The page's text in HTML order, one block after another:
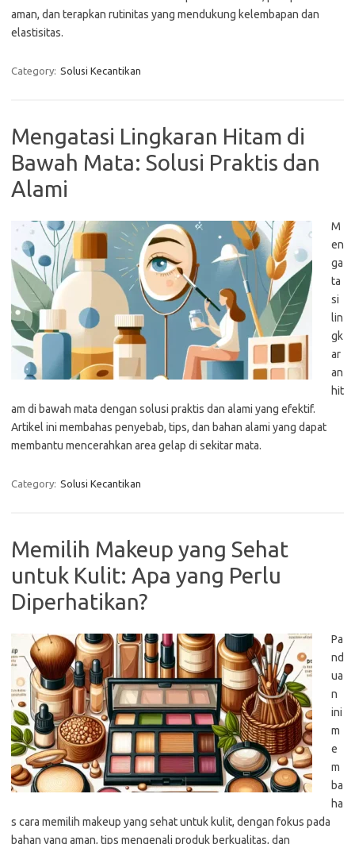
aman, dan terapkan rutinitas yang mendukung kelembapan dan
elastisitas.
Category: Solusi Kecantikan
Mengatasi Lingkaran Hitam di
Bawah Mata: Solusi Praktis dan
Alami
M
en
ga
ta
si
lin
gk
ar
an
hit
am di bawah mata dengan solusi praktis dan alami yang efektif.
Artikel ini membahas penyebab, tips, dan bahan alami yang dapat
membantu mencerahkan area gelap di sekitar mata.
Category: Solusi Kecantikan
Memilih Makeup yang Sehat
untuk Kulit: Apa yang Perlu
Diperhatikan?
Pa
nd
ua
n
ini
m
e
m
ba
ha
s cara memilih makeup yang sehat untuk kulit, dengan fokus pada
bahan yang aman, tips mengenali produk berkualitas, dan